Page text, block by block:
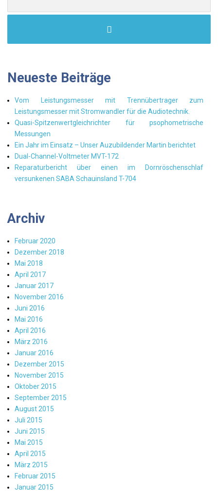
Neueste Beiträge
Vom Leistungsmesser mit Trennübertrager zum
Leistungsmesser mit Stromwandler für die Audiotechnik.
Quasi-Spitzenwertgleichrichter für psophometrische
Messungen
Ein Jahr im Einsatz – Unser Auzubildender Martin berichtet
Dual-Channel-Voltmeter MVT-172
Reparaturbericht über einen im Dornröschenschlaf
versunkenen SABA Schauinsland T-704
Archiv
Februar 2020
Dezember 2018
Mai 2018
April 2017
Januar 2017
November 2016
Juni 2016
Mai 2016
April 2016
März 2016
Januar 2016
Dezember 2015
November 2015
Oktober 2015
September 2015
August 2015
Juli 2015
Juni 2015
Mai 2015
April 2015
März 2015
Februar 2015
Januar 2015